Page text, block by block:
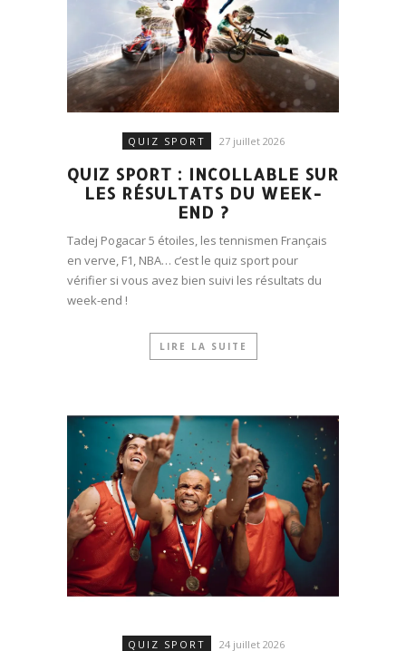
QUIZ SPORT 27 juillet 2026
QUIZ SPORT : INCOLLABLE SUR
LES RÉSULTATS DU WEEK-
END ?
Tadej Pogacar 5 étoiles, les tennismen Français
en verve, F1, NBA… c’est le quiz sport pour
vérifier si vous avez bien suivi les résultats du
week-end !
LIRE LA SUITE
QUIZ SPORT 24 juillet 2026